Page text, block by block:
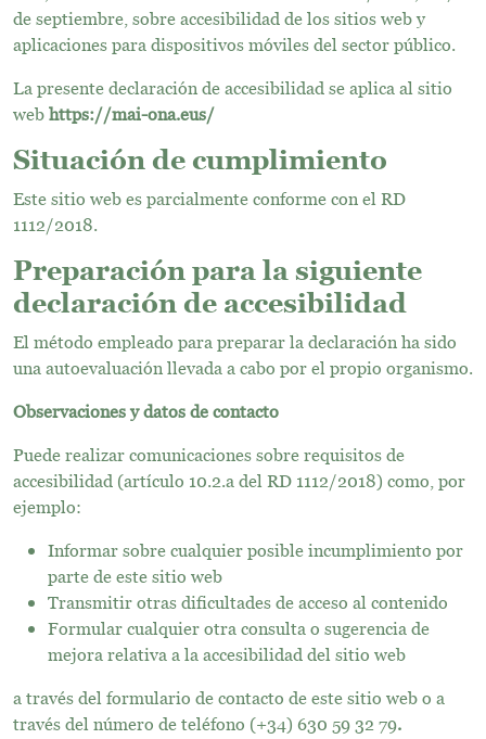
de septiembre, sobre accesibilidad de los sitios web y
aplicaciones para dispositivos móviles del sector público.
La presente declaración de accesibilidad se aplica al sitio
webhttps://mai-ona.eus/
Situación de cumplimiento
Este sitio web es parcialmente conforme con elRD
1112/2018.
Preparación para la siguiente
declaración de accesibilidad
El método empleado para preparar la declaración ha sido
una autoevaluación llevada a cabo por el propio organismo.
Observaciones y datos de contacto
Puede realizar comunicaciones sobre requisitos de
accesibilidad (artículo 10.2.a del RD 1112/2018) como, por
ejemplo:
Informar sobre cualquier posible incumplimiento por
parte de este sitio web
Transmitir otras dificultades de acceso al contenido
Formular cualquier otra consulta o sugerencia de
mejora relativa a la accesibilidad del sitio web
a través del formulario de contacto de este sitio web o a
través del número de teléfono (+34) 630 59 32 79.